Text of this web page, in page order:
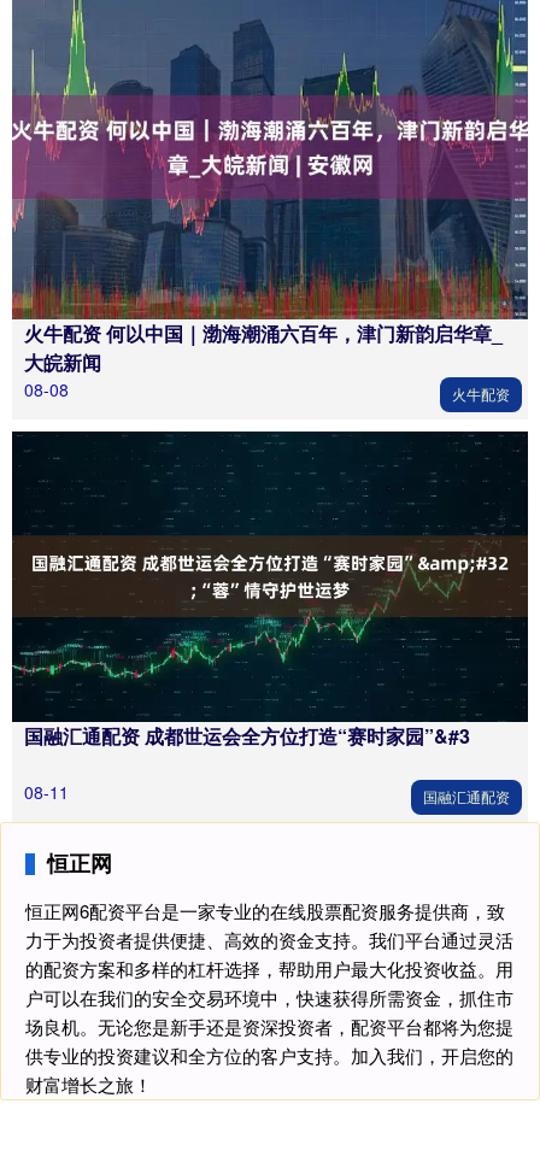
火牛配资 何以中国｜渤海潮涌六百年，津门新韵启华章_
大皖新闻
08-08 火牛配资
国融汇通配资 成都世运会全方位打造“赛时家园”&#3
08-11 国融汇通配资
恒正网
恒正网6配资平台是一家专业的在线股票配资服务提供商，致
力于为投资者提供便捷、高效的资金支持。我们平台通过灵活
的配资方案和多样的杠杆选择，帮助用户最大化投资收益。用
户可以在我们的安全交易环境中，快速获得所需资金，抓住市
场良机。无论您是新手还是资深投资者，配资平台都将为您提
供专业的投资建议和全方位的客户支持。加入我们，开启您的
财富增长之旅！